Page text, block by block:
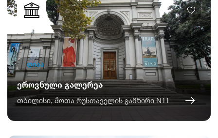
ღიაა
ეროვნული გალერეა
თბილისი, შოთა რუსთაველის გამზირი N11